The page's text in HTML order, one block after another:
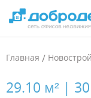
Главная /
29.10 м² | 30